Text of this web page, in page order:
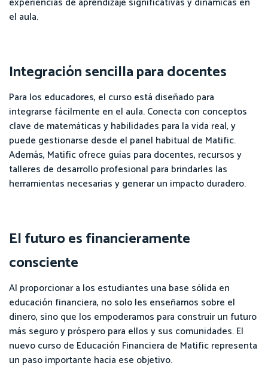
el aula.
Integración sencilla para docentes
Para los educadores, el curso está diseñado para
integrarse fácilmente en el aula. Conecta con conceptos
clave de matemáticas y habilidades para la vida real, y
puede gestionarse desde el panel habitual de Matific.
Además, Matific ofrece guías para docentes, recursos y
talleres de desarrollo profesional para brindarles las
herramientas necesarias y generar un impacto duradero.
El futuro es financieramente
consciente
Al proporcionar a los estudiantes una base sólida en
educación financiera, no solo les enseñamos sobre el
dinero, sino que los empoderamos para construir un futuro
más seguro y próspero para ellos y sus comunidades. El
nuevo curso de Educación Financiera de Matific representa
un paso importante hacia ese objetivo.